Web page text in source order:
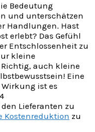
Bedeutung
und unterschätzen
Handlungen. Hast
erlebt? Das Gefühl
Entschlossenheit zu
kleine
auch kleine
Eine
ist es
Lieferanten zu
Kostenreduktion zu